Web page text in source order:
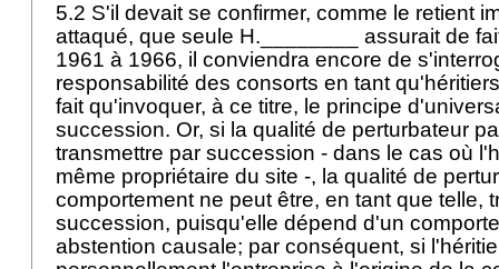
5.2 S'il devait se confirmer, comme le retient
attaqué, que seule H.________ assurait de
1961 à 1966, il conviendra encore de
responsabilité des consorts en tant
fait qu'invoquer, à ce titre, le principe
succession. Or, si la qualité de perturbateur
transmettre par succession - dans le cas où
même propriétaire du site -, la qualité de
comportement ne peut être, en tant que telle,
succession, puisqu'elle dépend d'un
abstention causale; par conséquent, si